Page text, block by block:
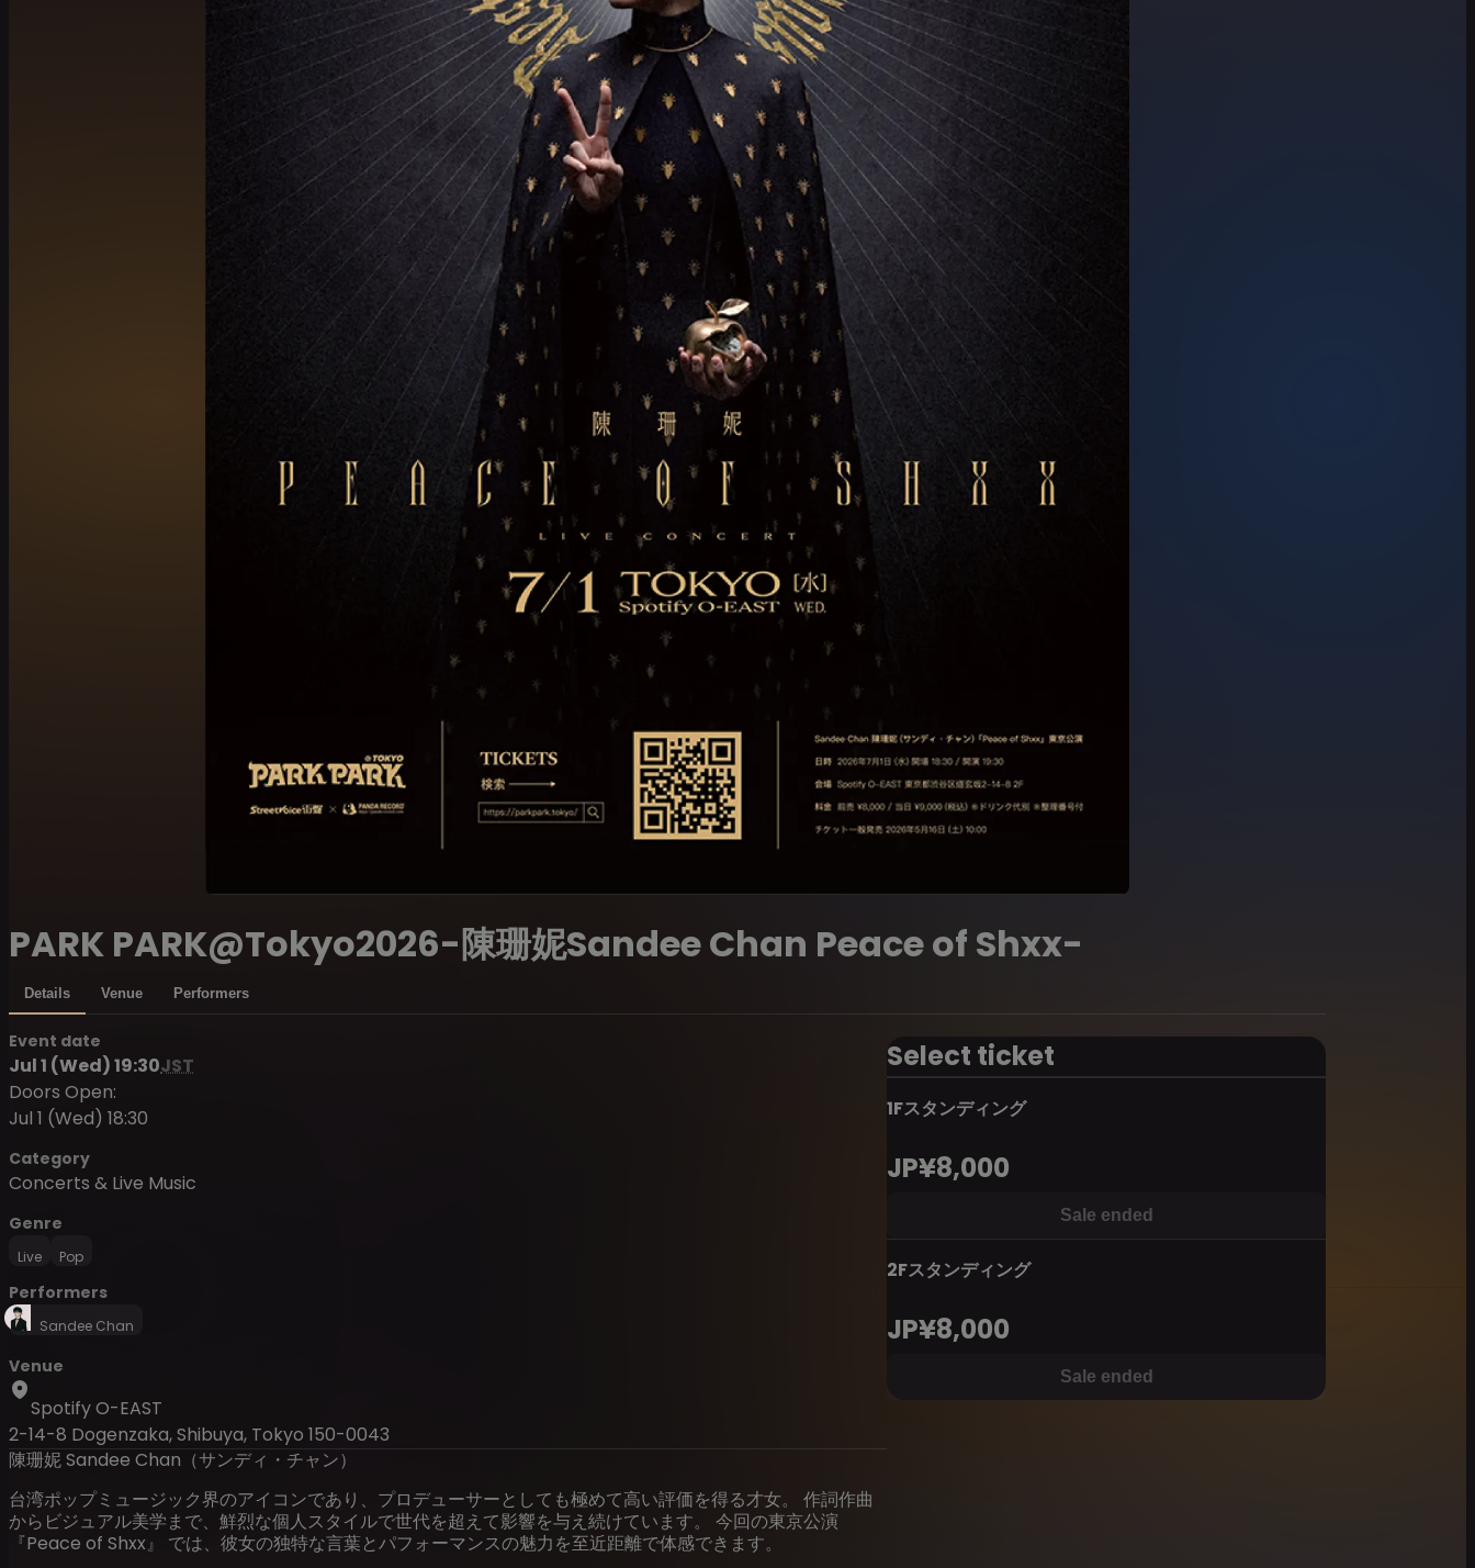
PARK PARK@Tokyo2026-陳珊妮Sandee Chan Peace of Shxx-
Details Venue Performers
Event date
Jul 1 (Wed) 19:30JST
Doors Open:
Jul 1 (Wed) 18:30
Category
Concerts & Live Music
Genre
Live Pop
Performers
Sandee Chan
Venue
Spotify O-EAST
2-14-8 Dogenzaka, Shibuya, Tokyo 150-0043
陳珊妮 Sandee Chan（サンディ・チャン）
台湾ポップミュージック界のアイコンであり、プロデューサーとしても極めて高い評価を得る才女。 作詞作曲
からビジュアル美学まで、鮮烈な個人スタイルで世代を超えて影響を与え続けています。 今回の東京公演
『Peace of Shxx』 では、彼女の独特な言葉とパフォーマンスの魅力を至近距離で体感できます。
Select ticket
1Fスタンディング
JP¥8,000
Sale ended
2Fスタンディング
JP¥8,000
Sale ended